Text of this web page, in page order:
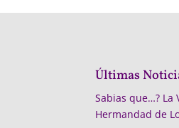
Últimas
Sabias que…? La
Hermandad de